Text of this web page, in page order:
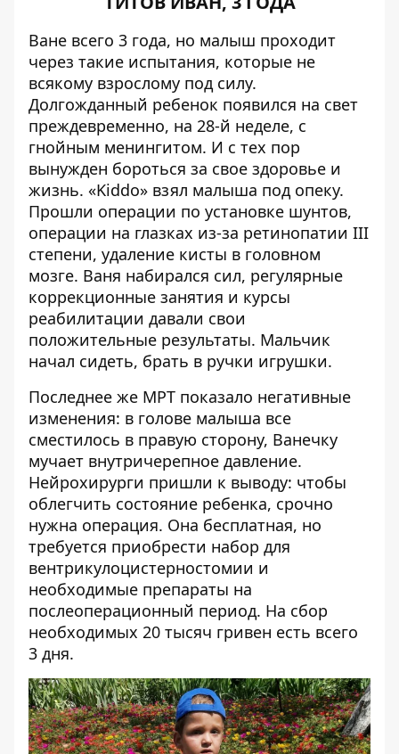
Ване всего 3 года, но малыш проходит
через такие испытания, которые не
всякому взрослому под силу.
Долгожданный ребенок появился на свет
преждевременно, на 28-й неделе, с
гнойным менингитом. И с тех пор
вынужден бороться за свое здоровье и
жизнь. «Kiddo» взял малыша под опеку.
Прошли операции по установке шунтов,
операции на глазках из-за ретинопатии III
степени, удаление кисты в головном
мозге. Ваня набирался сил, регулярные
коррекционные занятия и курсы
реабилитации давали свои
положительные результаты. Мальчик
начал сидеть, брать в ручки игрушки.
Последнее же МРТ показало негативные
изменения: в голове малыша все
сместилось в правую сторону, Ванечку
мучает внутричерепное давление.
Нейрохирурги пришли к выводу: чтобы
облегчить состояние ребенка, срочно
нужна операция. Она бесплатная, но
требуется приобрести набор для
вентрикулоцистерностомии и
необходимые препараты на
послеоперационный период. На сбор
необходимых 20 тысяч гривен есть всего
3 дня.